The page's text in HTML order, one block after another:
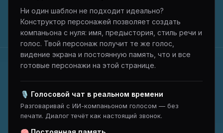
Ни один шаблон не подходит идеально?
Конструктор персонажей позволяет создать
компаньона с нуля: имя, предыстория, стиль речи и
голос. Твой персонаж получит те же голос,
видение экрана и постоянную память, что и все
готовые персонажи на этой странице.
🎙 Голосовой чат в реальном времени
Разговаривай с ИИ-компаньоном голосом — без
печати. Диалог течёт как настоящий звонок.